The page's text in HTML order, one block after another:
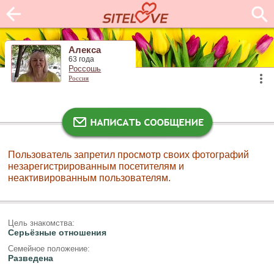
Алекса
63 года
Россошь
Россия
Пользователь запретил просмотр своих фотографий
незарегистрированным посетителям и
неактивированным пользователям.
Цель знакомства:
Серьёзные отношения
Семейное положение:
Разведена